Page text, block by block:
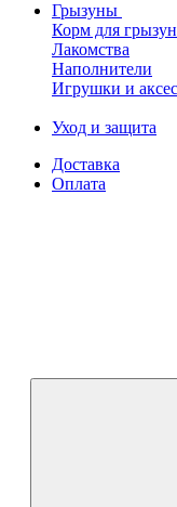
Грызуны
Корм для
Лакомства
Наполнители
Игрушки и
Уход и защита
Доставка
Оплата